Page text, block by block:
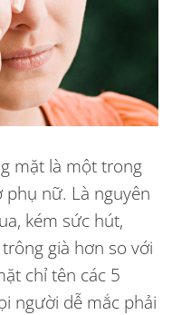
mặt là một trong
nữ. Là nguyên
kém sức hút,
già hơn so với
chỉ tên các 5
người dễ mắc phải